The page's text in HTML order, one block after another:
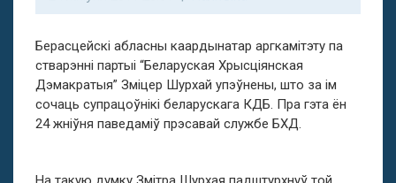
Берасцейскі абласны каардынатар аргкамітэту па
стварэнні партыі “Беларуская Хрысціянская
Дэмакратыя” Зміцер Шурхай упэўнены, што за ім
сочаць супрацоўнікі беларускага КДБ. Пра гэта ён
24 жніўня паведаміў прэсавай службе БХД.